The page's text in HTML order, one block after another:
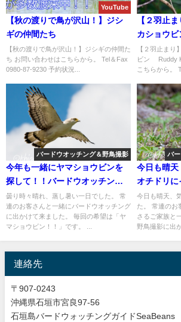
YouTube
【秋の渡りで鳥が沢山！】ジシ
ギの仲間たち
【秋の渡りで鳥が沢山！】ジシギの仲間た
ち お問い合わせはこちらから。 Tel＆Fax
0980-87-9230 予約状況...
【２羽止
カショウ
Kingfisher
【２羽止まり
ビン Ruddy
こちらから。
バードウオッチング＆野鳥撮影
今年も一緒にヤマショウビンを
探して！！バードウオッチング
＆野鳥撮影ツアー。
曇り時々晴れ、蒸し暑い一日でした。 常
連のお客さんと一緒にバードウオッチング
に出かけて来ました。 毎回の希望は「ヤ
マショウビン！！」です。 ...
バ
今日も晴天
オチドリに
バードウオ
ガイド。
今日も晴天、
た。 常連のお
さるご家族と
野鳥撮影に出
連絡先
〒907-0243
沖縄県石垣市宮良97-56
石垣島バードウォッチングガイドSeaBeans